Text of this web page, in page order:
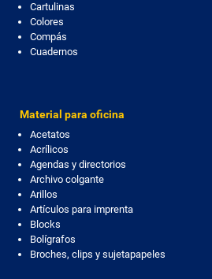
Cartulinas
Colores
Compás
Cuadernos
Material para oficina
Acetatos
Acrílicos
Agendas y directorios
Archivo colgante
Arillos
Artículos para imprenta
Blocks
Bolígrafos
Broches, clips y sujetapapeles